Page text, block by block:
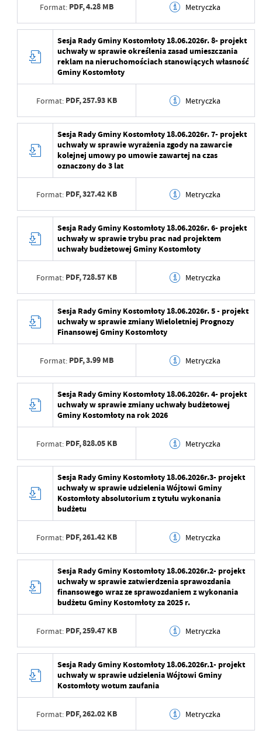
Data ostatniej
aktualizacji
2026-06-16 13:19:27
Ostatnio zaktualizował Rafał Czarnecki
Format: PDF,4.28 MB Metryczka
Wytworzył
Data opublikowania
Opublikował Rafał Czarnecki
Data ostatniej
aktualizacji
2026-06-16 13:19:07
Ostatnio zaktualizował Rafał Czarnecki
Sesja Rady Gminy Kostomłoty 18.06.2026r. 8- projekt
uchwały w sprawie określenia zasad umieszczania
reklam na nieruchomościach stanowiących własność
Gminy Kostomłoty
Format: PDF,257.93 KB Metryczka
Wytworzył
Data opublikowania
Opublikował Rafał Czarnecki
Data ostatniej
aktualizacji
2026-06-16 13:18:30
Ostatnio zaktualizował Rafał Czarnecki
Sesja Rady Gminy Kostomłoty 18.06.2026r. 7- projekt
uchwały w sprawie wyrażenia zgody na zawarcie
kolejnej umowy po umowie zawartej na czas
oznaczony do 3 lat
Format: PDF,327.42 KB Metryczka
Wytworzył
Data ostatniej
aktualizacji
2026-06-16 13:18:01
Ostatnio zaktualizował Rafał Czarnecki
Sesja Rady Gminy Kostomłoty 18.06.2026r. 6- projekt
uchwały w sprawie trybu prac nad projektem
uchwały budżetowej Gminy Kostomłoty
Format: PDF,728.57 KB Metryczka
Wytworzył Rafał Czarnecki
Data ostatniej
aktualizacji
2026-06-16 13:17:37
Ostatnio zaktualizował Rafał Czarnecki
Sesja Rady Gminy Kostomłoty 18.06.2026r. 5 - projekt
uchwały w sprawie zmiany Wieloletniej Prognozy
Finansowej Gminy Kostomłoty
Format: PDF,3.99 MB Metryczka
Wytworzył
Data ostatniej
aktualizacji
2026-06-16 13:17:13
Ostatnio zaktualizował
Sesja Rady Gminy Kostomłoty 18.06.2026r. 4- projekt
uchwały w sprawie zmiany uchwały budżetowej
Gminy Kostomłoty na rok 2026
Format: PDF,828.05 KB Metryczka
Wytworzył
Opublikował Rafał Czarnecki
Data ostatniej
aktualizacji
2026-06-16 13:16:42
Ostatnio zaktualizował Rafał Czarnecki
Sesja Rady Gminy Kostomłoty 18.06.2026r.3- projekt
uchwały w sprawie udzielenia Wójtowi Gminy
Kostomłoty absolutorium z tytułu wykonania
budżetu
Format: PDF,261.42 KB Metryczka
Wytworzył
Opublikował Rafał Czarnecki
Data ostatniej
aktualizacji
2026-06-16 13:16:14
Ostatnio zaktualizował Rafał Czarnecki
Sesja Rady Gminy Kostomłoty 18.06.2026r.2- projekt
uchwały w sprawie zatwierdzenia sprawozdania
finansowego wraz ze sprawozdaniem z wykonania
budżetu Gminy Kostomłoty za 2025 r.
Format: PDF,259.47 KB Metryczka
Wytworzył
Sesja Rady Gminy Kostomłoty 18.06.2026r.1- projekt
uchwały w sprawie udzielenia Wójtowi Gminy
Kostomłoty wotum zaufania
Format: PDF,262.02 KB Metryczka